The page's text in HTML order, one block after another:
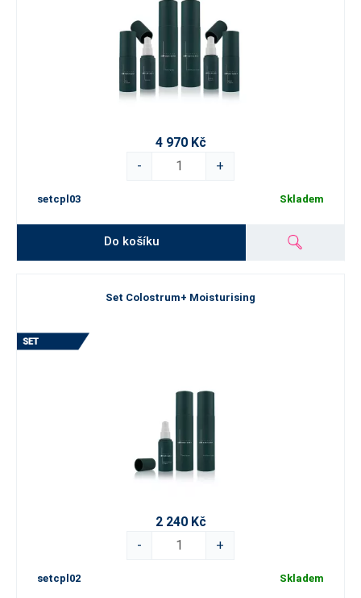
4 970 Kč
-
+
setcpl03 Skladem
Do košíku
Set Colostrum+ Moisturising
2 240 Kč
-
+
setcpl02 Skladem